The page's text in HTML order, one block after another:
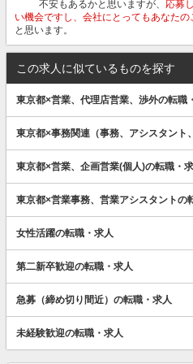
不安もあるかと思いますが、 応募
い機会ですし、会社にとってもあなた
と思います。
この求人に似ているものを探す
東京都×営業、代理店営業、渉外の転職
東京都×事務関連（事務、アシスタント
東京都×営業、企画営業(個人)の転職・
東京都×営業事務、営業アシスタントの
女性活躍の転職・求人
第二新卒歓迎の転職・求人
急募（締め切り間近）の転職・求人
未経験歓迎の転職・求人